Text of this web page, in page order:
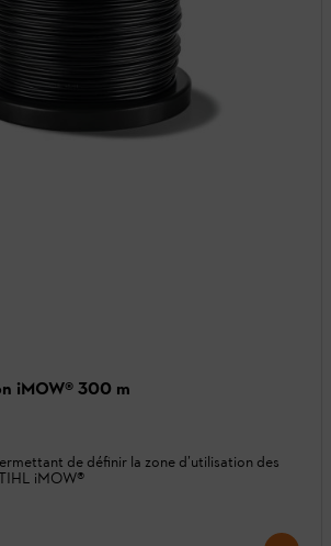
iMOW® 300 m
de définir la zone d’utilisation des
iMOW®